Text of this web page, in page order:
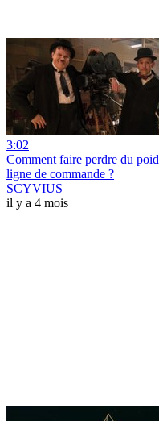
3:02
Comment faire perdre du
ligne de commande ?
SCYVIUS
il y a 4 mois